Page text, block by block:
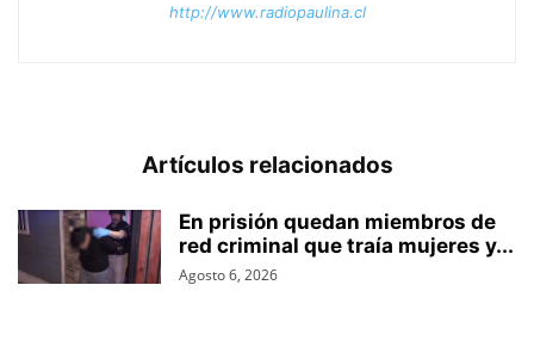
http://www.radiopaulina.cl
Artículos relacionados
En prisión quedan miembros de
red criminal que traía mujeres y...
Agosto 6, 2026